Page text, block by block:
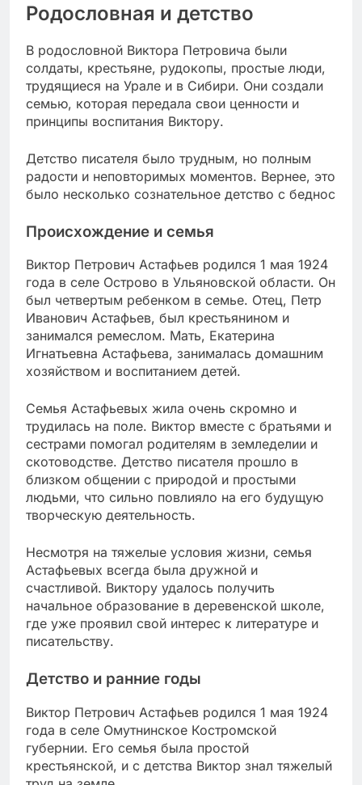
Родословная и детство
В родословной Виктора Петровича были
солдаты, крестьяне, рудокопы, простые люди,
трудящиеся на Урале и в Сибири. Они создали
семью, которая передала свои ценности и
принципы воспитания Виктору.
Детство писателя было трудным, но полным
радости и неповторимых моментов. Вернее, это
было несколько сознательное детство с беднос
Происхождение и семья
Виктор Петрович Астафьев родился 1 мая 1924
года в селе Острово в Ульяновской области. Он
был четвертым ребенком в семье. Отец, Петр
Иванович Астафьев, был крестьянином и
занимался ремеслом. Мать, Екатерина
Игнатьевна Астафьева, занималась домашним
хозяйством и воспитанием детей.
Семья Астафьевых жила очень скромно и
трудилась на поле. Виктор вместе с братьями и
сестрами помогал родителям в земледелии и
скотоводстве. Детство писателя прошло в
близком общении с природой и простыми
людьми, что сильно повлияло на его будущую
творческую деятельность.
Несмотря на тяжелые условия жизни, семья
Астафьевых всегда была дружной и
счастливой. Виктору удалось получить
начальное образование в деревенской школе,
где уже проявил свой интерес к литературе и
писательству.
Детство и ранние годы
Виктор Петрович Астафьев родился 1 мая 1924
года в селе Омутнинское Костромской
губернии. Его семья была простой
крестьянской, и с детства Виктор знал тяжелый